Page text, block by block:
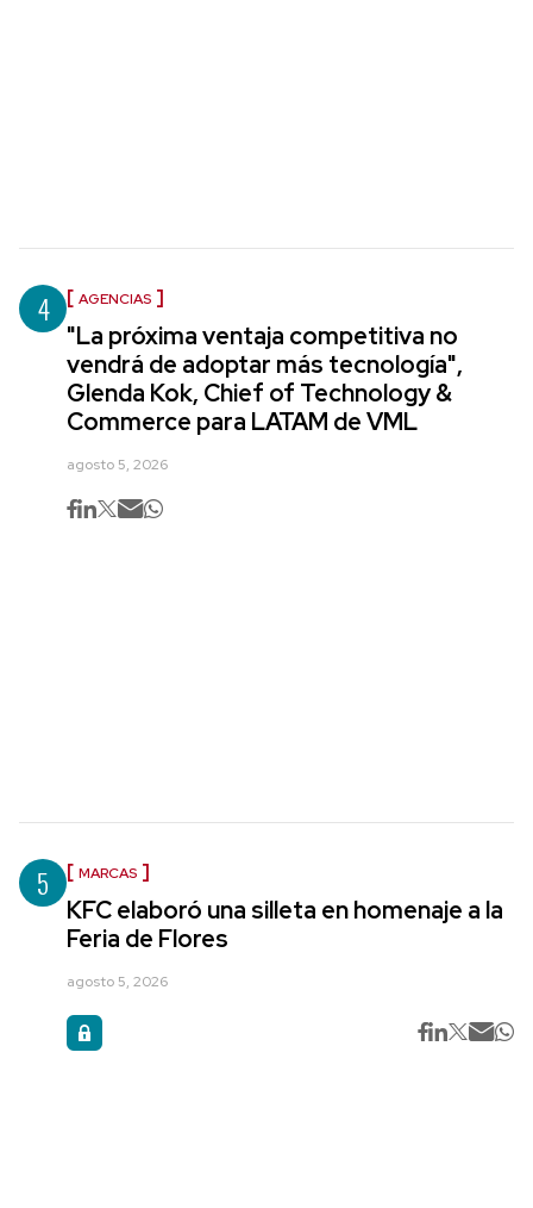
4 AGENCIAS
"La próxima ventaja competitiva no
vendrá de adoptar más tecnología",
Glenda Kok, Chief of Technology &
Commerce para LATAM de VML
agosto 5, 2026
5 MARCAS
KFC elaboró una silleta en homenaje a la
Feria de Flores
agosto 5, 2026